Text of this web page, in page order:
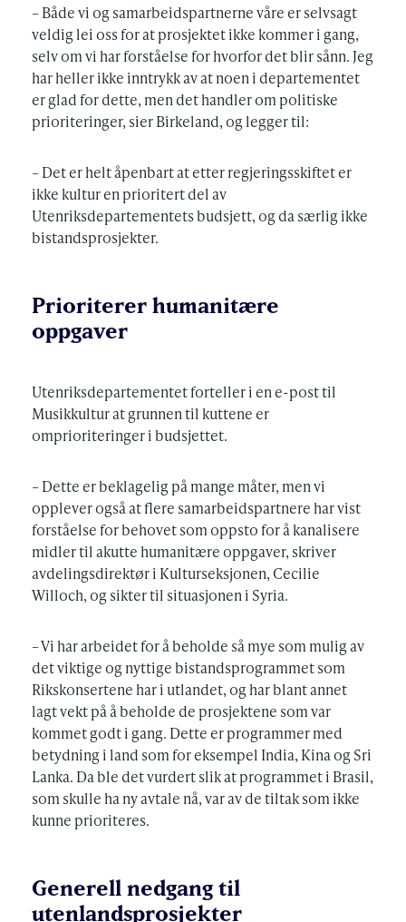
– Både vi og samarbeidspartnerne våre er selvsagt
veldig lei oss for at prosjektet ikke kommer i gang,
selv om vi har forståelse for hvorfor det blir sånn. Jeg
har heller ikke inntrykk av at noen i departementet
er glad for dette, men det handler om politiske
prioriteringer, sier Birkeland, og legger til:
– Det er helt åpenbart at etter regjeringsskiftet er
ikke kultur en prioritert del av
Utenriksdepartementets budsjett, og da særlig ikke
bistandsprosjekter.
Prioriterer humanitære
oppgaver
Utenriksdepartementet forteller i en e-post til
Musikkultur at grunnen til kuttene er
omprioriteringer i budsjettet.
– Dette er beklagelig på mange måter, men vi
opplever også at flere samarbeidspartnere har vist
forståelse for behovet som oppsto for å kanalisere
midler til akutte humanitære oppgaver, skriver
avdelingsdirektør i Kulturseksjonen, Cecilie
Willoch, og sikter til situasjonen i Syria.
– Vi har arbeidet for å beholde så mye som mulig av
det viktige og nyttige bistandsprogrammet som
Rikskonsertene har i utlandet, og har blant annet
lagt vekt på å beholde de prosjektene som var
kommet godt i gang. Dette er programmer med
betydning i land som for eksempel India, Kina og Sri
Lanka. Da ble det vurdert slik at programmet i Brasil,
som skulle ha ny avtale nå, var av de tiltak som ikke
kunne prioriteres.
Generell nedgang til
utenlandsprosjekter